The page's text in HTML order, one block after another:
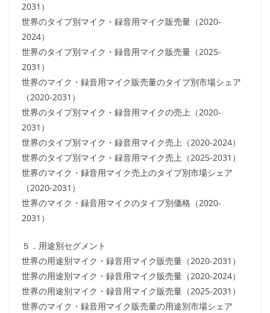
2031）
世界のタイプ別マイク・録音用マイク販売量（2020-
2024）
世界のタイプ別マイク・録音用マイク販売量（2025-
2031）
世界のマイク・録音用マイク販売量のタイプ別市場シェア
（2020-2031）
世界のタイプ別マイク・録音用マイクの売上（2020-
2031）
世界のタイプ別マイク・録音用マイク売上（2020-2024）
世界のタイプ別マイク・録音用マイク売上（2025-2031）
世界のマイク・録音用マイク売上のタイプ別市場シェア
（2020-2031）
世界のマイク・録音用マイクのタイプ別価格（2020-
2031）
５．用途別セグメント
世界の用途別マイク・録音用マイク販売量（2020-2031）
世界の用途別マイク・録音用マイク販売量（2020-2024）
世界の用途別マイク・録音用マイク販売量（2025-2031）
世界のマイク・録音用マイク販売量の用途別市場シェア